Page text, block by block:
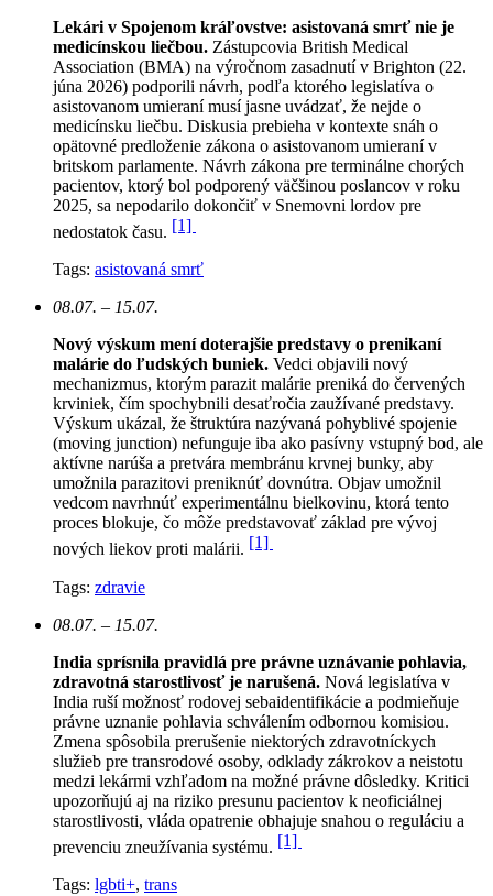
Lekári v Spojenom kráľovstve: asistovaná smrť nie je
medicínskou liečbou. Zástupcovia British Medical
Association (BMA) na výročnom zasadnutí v Brighton (22.
júna 2026) podporili návrh, podľa ktorého legislatíva o
asistovanom umieraní musí jasne uvádzať, že nejde o
medicínsku liečbu. Diskusia prebieha v kontexte snáh o
opätovné predloženie zákona o asistovanom umieraní v
britskom parlamente. Návrh zákona pre terminálne chorých
pacientov, ktorý bol podporený väčšinou poslancov v roku
2025, sa nepodarilo dokončiť v Snemovni lordov pre
nedostatok času. [1]
Tags: asistovaná smrť
08.07. – 15.07.
Nový výskum mení doterajšie predstavy o prenikaní
malárie do ľudských buniek. Vedci objavili nový
mechanizmus, ktorým parazit malárie preniká do červených
krviniek, čím spochybnili desaťročia zaužívané predstavy.
Výskum ukázal, že štruktúra nazývaná pohyblivé spojenie
(moving junction) nefunguje iba ako pasívny vstupný bod, ale
aktívne narúša a pretvára membránu krvnej bunky, aby
umožnila parazitovi preniknúť dovnútra. Objav umožnil
vedcom navrhnúť experimentálnu bielkovinu, ktorá tento
proces blokuje, čo môže predstavovať základ pre vývoj
nových liekov proti malárii. [1]
Tags: zdravie
08.07. – 15.07.
India sprísnila pravidlá pre právne uznávanie pohlavia,
zdravotná starostlivosť je narušená. Nová legislatíva v
India ruší možnosť rodovej sebaidentifikácie a podmieňuje
právne uznanie pohlavia schválením odbornou komisiou.
Zmena spôsobila prerušenie niektorých zdravotníckych
služieb pre transrodové osoby, odklady zákrokov a neistotu
medzi lekármi vzhľadom na možné právne dôsledky. Kritici
upozorňujú aj na riziko presunu pacientov k neoficiálnej
starostlivosti, vláda opatrenie obhajuje snahou o reguláciu a
prevenciu zneužívania systému. [1]
Tags: lgbti+, trans